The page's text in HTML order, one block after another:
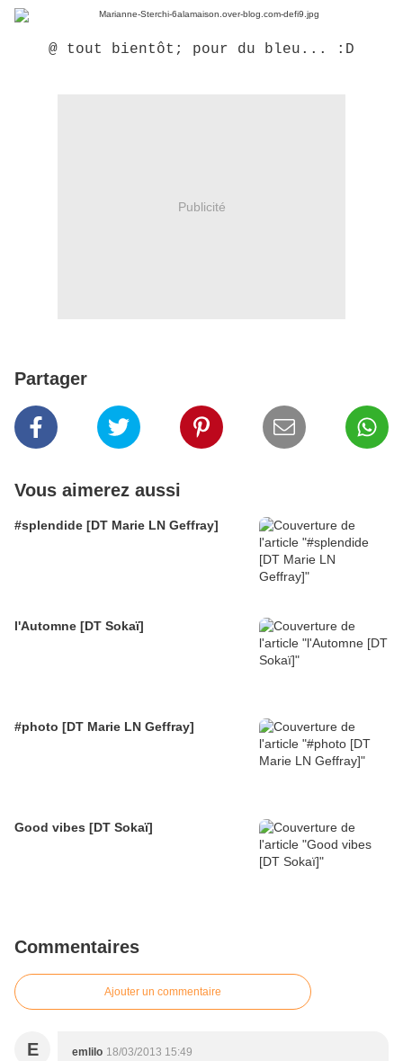
@ tout bientôt; pour du bleu... :D
Publicité
Partager
Vous aimerez aussi
#splendide [DT Marie LN Geffray]
l'Automne [DT Sokaï]
#photo [DT Marie LN Geffray]
Good vibes [DT Sokaï]
Commentaires
Ajouter un commentaire
E emlilo 18/03/2013 15:49